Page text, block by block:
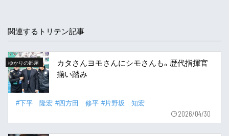
関連するトリテン記事
ゆかりの部屋
カタさんヨモさんにシモさんも。歴代指揮官
揃い踏み
#下平 隆宏 #四方田 修平 #片野坂 知宏
2026/04/30